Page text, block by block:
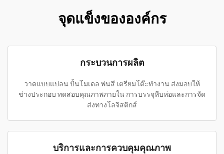
จุดแข็งขององค์กร
กระบวนการผลิต
วาดแบบแปลน ปั้นโมเดล พ่นสี เตรียมโต๊ะทำงาน ส่งมอบให้
ช่างประกอบ ทดสอบคุณภาพภายใน การบรรจุหีบห่อและการจัด
ส่งทางโลจิสติกส์
บริการและการควบคุมคุณภาพ